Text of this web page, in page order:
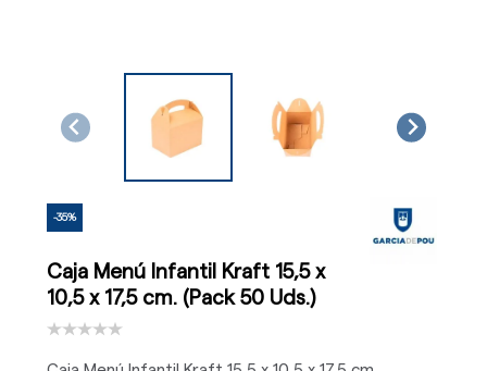
-35%
Caja Menú Infantil Kraft 15,5 x
10,5 x 17,5 cm. (Pack 50 Uds.)